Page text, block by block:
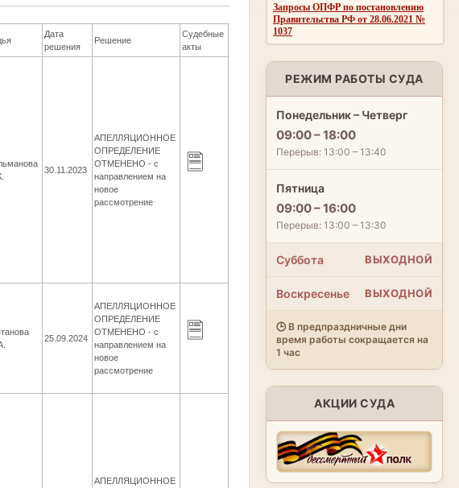
Запросы ОПФР по постановлению
Правительства РФ от 28.06.2021 №
1037
РЕЖИМ РАБОТЫ СУДА
Понедельник – Четверг
09:00 – 18:00
Перерыв: 13:00 – 13:40
Пятница
09:00 – 16:00
Перерыв: 13:00 – 13:30
Суббота ВЫХОДНОЙ
Воскресенье ВЫХОДНОЙ
🕒 В предпраздничные дни
время работы сокращается на
1 час
АКЦИИ СУДА
Дата
решения
Решение
Судебные
акты
30.11.2023
АПЕЛЛЯЦИОННОЕ
ОПРЕДЕЛЕНИЕ
ОТМЕНЕНО - с
направлением на
новое
рассмотрение
25.09.2024
АПЕЛЛЯЦИОННОЕ
ОПРЕДЕЛЕНИЕ
ОТМЕНЕНО - с
направлением на
новое
рассмотрение
АПЕЛЛЯЦИОННОЕ